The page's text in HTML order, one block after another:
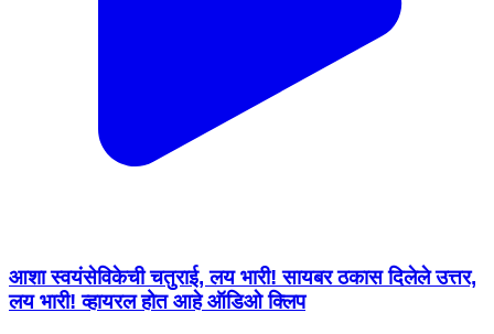
आशा स्वयंसेविकेची चतुराई, लय भारी! सायबर ठकास दिलेले उत्तर,
लय भारी! व्हायरल होत आहे ऑडिओ क्लिप